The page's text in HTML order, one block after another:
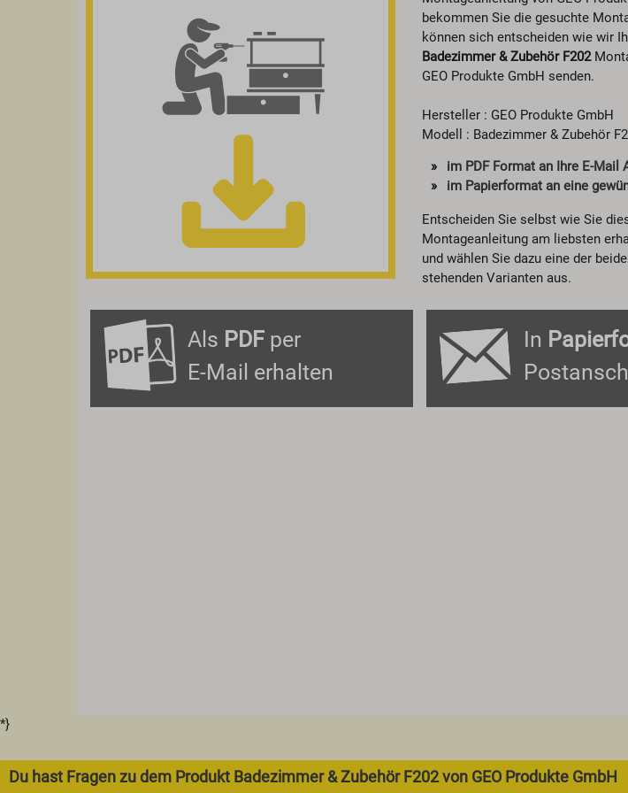
bekommen Sie die gesuchte
können sich entscheiden wie wir
Badezimmer & Zubehör F202
GEO Produkte GmbH senden.
Hersteller : GEO Produkte GmbH
Modell : Badezimmer & Zubehör
im PDF Format an Ihre E-Mail
im Papierformat an eine
Entscheiden Sie selbst wie Sie
Montageanleitung am liebsten
und wählen Sie dazu eine der
stehenden Varianten aus.
Als PDF per
E-Mail erhalten
In
*}
Du hast Fragen zu dem Produkt Badezimmer & Zubehör F202 von GEO Produkte GmbH